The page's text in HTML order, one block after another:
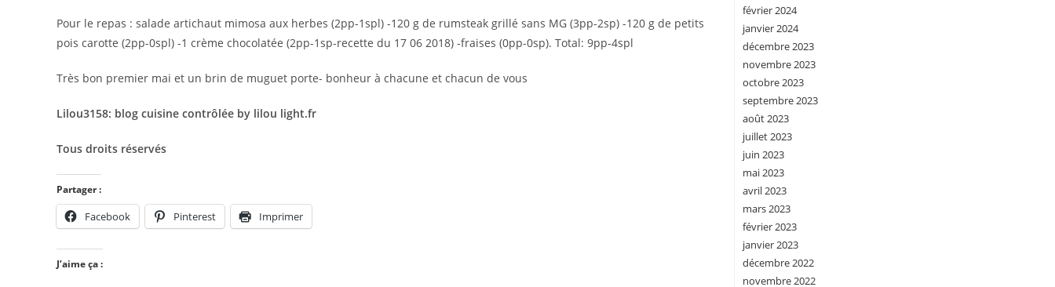
Pour le repas : salade artichaut mimosa aux herbes (2pp-1spl) -120 g de rumsteak grillé sans MG (3pp-2sp) -120 g de petits
pois carotte (2pp-0spl) -1 crème chocolatée (2pp-1sp-recette du 17 06 2018) -fraises (0pp-0sp). Total: 9pp-4spl
Très bon premier mai et un brin de muguet porte- bonheur à chacune et chacun de vous
Lilou3158: blog cuisine contrôlée by lilou light.fr
Tous droits réservés
Partager :
Facebook Pinterest Imprimer
J’aime ça :
février 2024
janvier 2024
décembre 2023
novembre 2023
octobre 2023
septembre 2023
août 2023
juillet 2023
juin 2023
mai 2023
avril 2023
mars 2023
février 2023
janvier 2023
décembre 2022
novembre 2022